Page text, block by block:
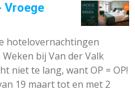
Vroege
hotelovernachtingen
bij Van der Valk
niet te lang, want OP = OP!
19 maart tot en met 2